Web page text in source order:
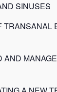
SINUSES
TRANSANAL
AND MANAGE